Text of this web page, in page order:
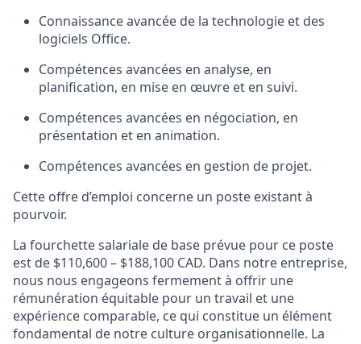
Connaissance avancée de la technologie et des
logiciels Office.
Compétences avancées en analyse, en
planification, en mise en œuvre et en suivi.
Compétences avancées en négociation, en
présentation et en animation.
Compétences avancées en gestion de projet.
Cette offre d’emploi concerne un poste existant à
pourvoir.
La fourchette salariale de base prévue pour ce poste
est de $110,600 – $188,100 CAD. Dans notre entreprise,
nous nous engageons fermement à offrir une
rémunération équitable pour un travail et une
expérience comparable, ce qui constitue un élément
fondamental de notre culture organisationnelle. La